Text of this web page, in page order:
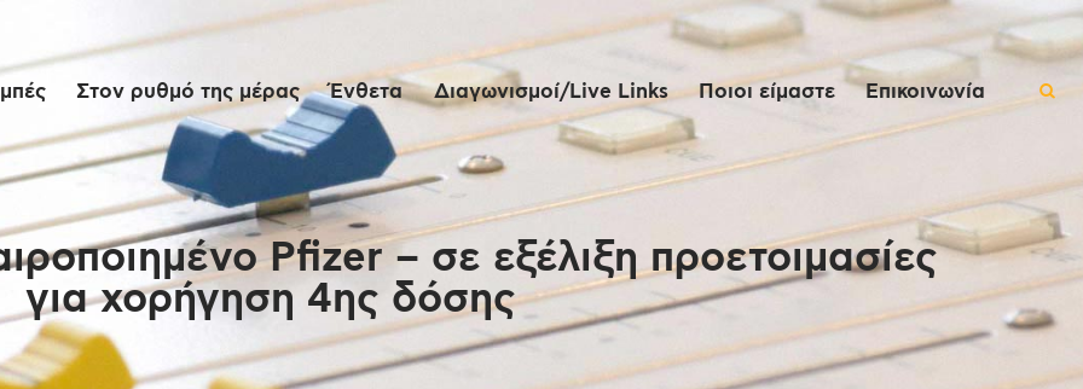
Στον ρυθμό της μέρας Ένθετα Διαγωνισμοί/Live Links Ποιοι είμαστε Επικοινωνία
Pfizer – σε εξέλιξη προετοιμασίες
για χορήγηση 4ης δόσης
Αρχική
Εκπομπές
Στον ρυθμό της
μέρας
Ένθετα
Διαγωνισμοί/Live